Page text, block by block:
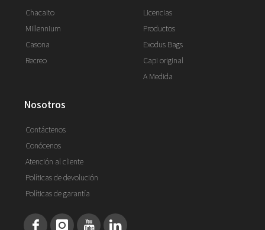
Chacaito
Millennium
Casona
Recreo
Licencias
Productos
Exodus Bags
Capi original
A Medida
nosotros
Contáctenos
Conócenos
Atención al cliente
Políticas de devolución
Políticas de garantía